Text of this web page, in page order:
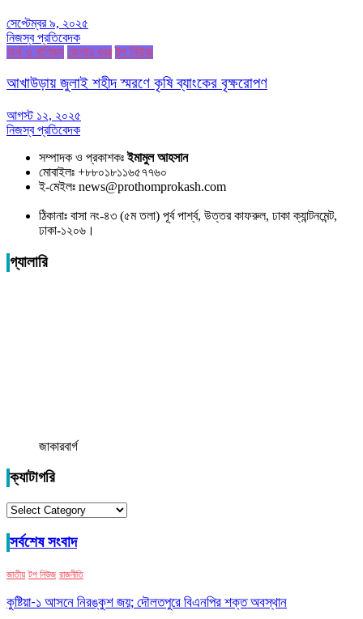
সেপ্টেম্বর ৯, ২০২৫
নিজস্ব প্রতিবেদক
অর্থ ও বাণিজ্য জেলার খবর টপ নিউজ
আখাউড়ায় জুলাই শহীদ স্মরণে কৃষি ব্যাংকের বৃক্ষরোপণ
আগস্ট ১২, ২০২৫
নিজস্ব প্রতিবেদক
সম্পাদক ও প্রকাশকঃইমামুল আহসান
মোবাইলঃ +৮৮০১৮১১৬৫৭৭৬০
ই-মেইলঃ news@prothomprokash.com
ঠিকানাঃ বাসা নং-৪৩ (৫ম তলা) পূর্ব পার্শ্ব, উত্তর কাফরুল, ঢাকা ক্যান্টনমেন্ট,
ঢাকা-১২০৬।
গ্যালারি
জাকারবার্গ
ক্যাটাগরি
ক্যাটাগরি
সর্বশেষ সংবাদ
জাতীয় টপ নিউজ রাজনীতি
কুষ্টিয়া-১ আসনে নিরঙ্কুশ জয়; দৌলতপুরে বিএনপির শক্ত অবস্থান